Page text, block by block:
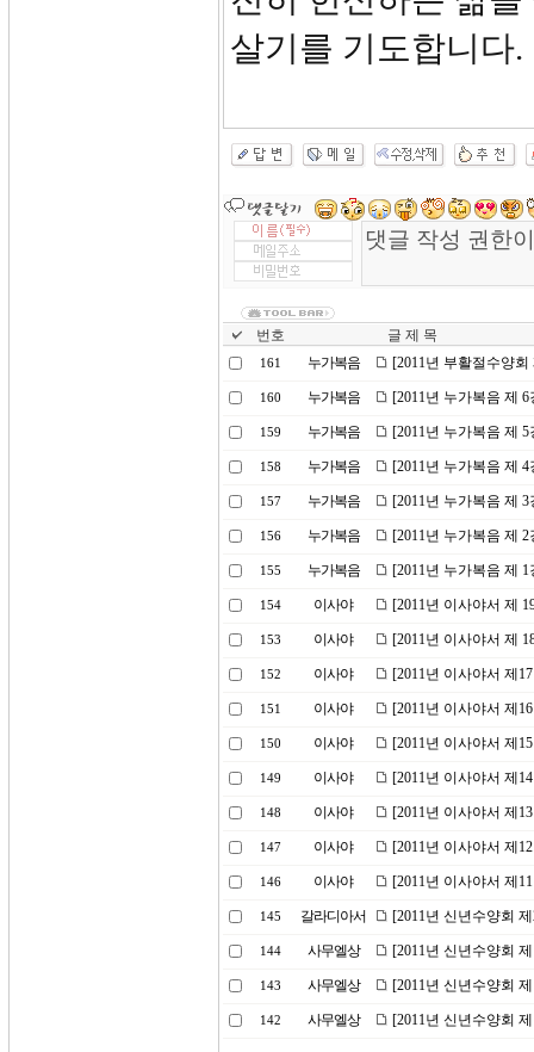
살기를 기도합니다.
번호 글 제 목
161 누가복음 [2011년 부활절수양
160 누가복음 [2011년 누가복음 제
159 누가복음 [2011년 누가복음 제
158 누가복음 [2011년 누가복음 제
157 누가복음 [2011년 누가복음 제
156 누가복음 [2011년 누가복음 제
155 누가복음 [2011년 누가복음 제
154 이사야 [2011년 이사야서 제
153 이사야 [2011년 이사야서 제
152 이사야 [2011년 이사야서 제
151 이사야 [2011년 이사야서 제
150 이사야 [2011년 이사야서 제
149 이사야 [2011년 이사야서 제
148 이사야 [2011년 이사야서 제
147 이사야 [2011년 이사야서 제
146 이사야 [2011년 이사야서 제
145 갈라디아서 [2011년 신년수양회
144 사무엘상 [2011년 신년수양회
143 사무엘상 [2011년 신년수양회
142 사무엘상 [2011년 신년수양회